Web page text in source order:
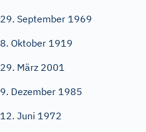
29. September 1969
8. Oktober 1919
29. März 2001
9. Dezember 1985
12. Juni 1972